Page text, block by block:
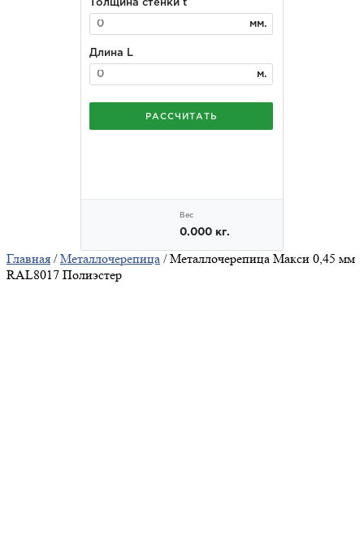
Главная /Металлочерепица / Металлочерепица Макси 0,45 мм
RAL8017 Полиэстер